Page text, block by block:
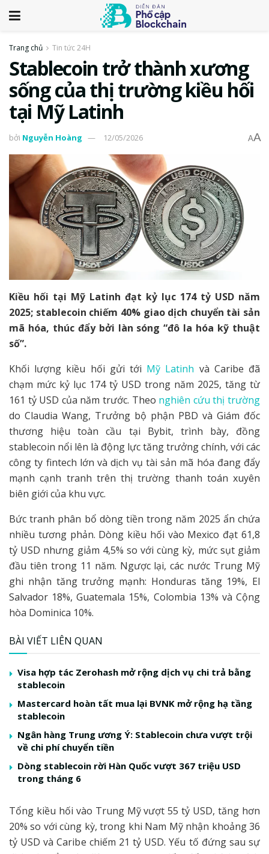
Trang chủ Tin tức 24H
Stablecoin trở thành xương
sống của thị trường kiều hối
tại Mỹ Latinh
bởi Nguyễn Hoàng 12/05/2026 AA
Kiều hối tại Mỹ Latinh đạt kỷ lục 174 tỷ USD năm
2025; stablecoin chiếm 40% giao dịch chuyển tài sản
mã hóa, thúc đẩy bởi làn sóng “đô la hóa kỹ thuật
số”.
Khối lượng kiều hối gửi tới Mỹ Latinh và Caribe đã
chạm mức kỷ lục 174 tỷ USD trong năm 2025, tăng từ
161 tỷ USD của năm trước. Theo nghiên cứu thị trường
do Claudia Wang, Trưởng bộ phận PBD và Giám đốc
thương hiệu toàn cầu tại Bybit, trình bày, đồng
stablecoin nổi lên là động lực tăng trưởng chính, với các
công ty fintech lớn và dịch vụ tài sản mã hóa đang đẩy
mạnh cạnh tranh trên thị trường thanh toán xuyên
biên giới của khu vực.
Bức tranh phân bổ dòng tiền trong năm 2025 ẩn chứa
nhiều tương phản. Dòng kiều hối vào Mexico đạt 61,8
tỷ USD nhưng giảm 4,5% so với cùng kỳ, mức sụt giảm
đầu tiên trong 11 năm. Ngược lại, các nước Trung Mỹ
ghi nhận tăng trưởng mạnh: Honduras tăng 19%, El
Salvador 18%, Guatemala 15%, Colombia 13% và Cộng
hòa Dominica 10%.
BÀI VIẾT LIÊN QUAN
Visa hợp tác Zerohash mở rộng dịch vụ chi trả bằng
stablecoin
Mastercard hoàn tất mua lại BVNK mở rộng hạ tầng
stablecoin
Ngân hàng Trung ương Ý: Stablecoin chưa vượt trội
về chi phí chuyển tiền
Dòng stablecoin rời Hàn Quốc vượt 367 triệu USD
trong tháng 6
Tổng kiều hối vào Trung Mỹ vượt 55 tỷ USD, tăng hơn
20% so với cùng kỳ, trong khi Nam Mỹ nhận khoảng 36
tỷ USD và Caribe chiếm 21 tỷ USD. Yếu tố đứng sau sự